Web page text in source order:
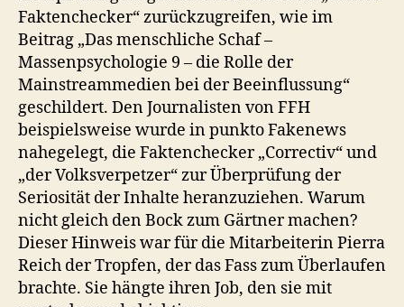
Faktenchecker“ zurückzugreifen, wie im
Beitrag „Das menschliche Schaf –
Massenpsychologie 9 – die Rolle der
Mainstreammedien bei der Beeinflussung“
geschildert. Den Journalisten von FFH
beispielsweise wurde in punkto Fakenews
nahegelegt, die Faktenchecker „Correctiv“ und
„der Volksverpetzer“ zur Überprüfung der
Seriosität der Inhalte heranzuziehen. Warum
nicht gleich den Bock zum Gärtner machen?
Dieser Hinweis war für die Mitarbeiterin Pierra
Reich der Tropfen, der das Fass zum Überlaufen
brachte. Sie hängte ihren Job, den sie mit